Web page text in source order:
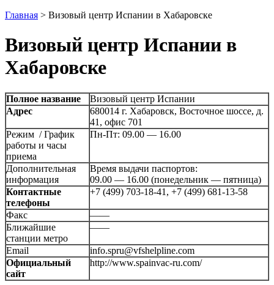
Главная > Визовый центр Испании в Хабаровске
Визовый центр Испании в
Хабаровске
Полное название
Визовый центр Испании
Адрес
680014 г. Хабаровск, Восточное шоссе, д.
41, офис 701
Режим / График
работы и часы
приема
Пн-Пт: 09.00 — 16.00
Дополнительная
информация
Время выдачи паспортов:
09.00 — 16.00 (понедельник — пятница)
Контактные
телефоны
+7 (499) 703-18-41, +7 (499) 681-13-58
Факс
——
Ближайшие
станции метро
——
Email
info.spru@vfshelpline.com
Официальный
сайт
http://www.spainvac-ru.com/